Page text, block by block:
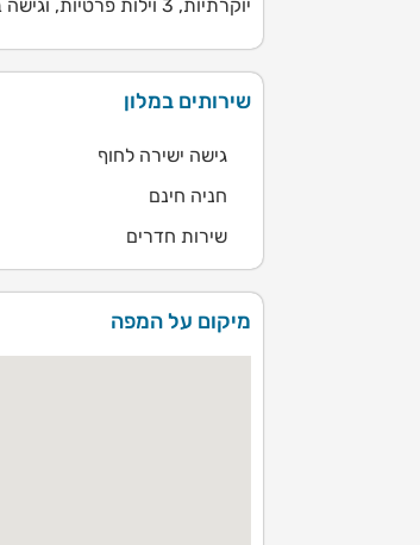
יוקרתיות, 3 וילות פרטיות, וגישה בלעדית למועדון החוף האייקוני נאמוס שמושך סלבריטאים מכל העולם.
שירותים במלון
גישה ישירה לחוף
חניה חינם
שירות חדרים
מיקום על המפה